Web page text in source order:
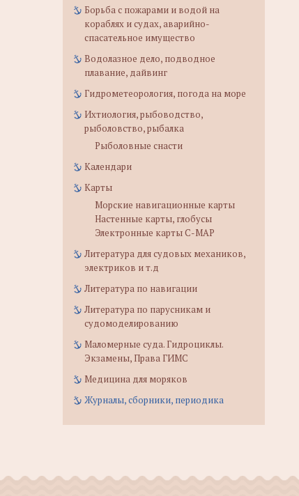
Борьба с пожарами и водой на
кораблях и судах, аварийно-
спасательное имущество
Водолазное дело, подводное
плавание, дайвинг
Гидрометеорология, погода на море
Ихтиология, рыбоводство,
рыболовство, рыбалка
Рыболовные снасти
Календари
Карты
Морские навигационные карты
Настенные карты, глобусы
Электронные карты C-MAP
Литература для судовых механиков,
электриков и т.д
Литература по навигации
Литература по парусникам и
судомоделированию
Маломерные суда. Гидроциклы.
Экзамены, Права ГИМС
Медицина для моряков
Журналы, сборники, периодика